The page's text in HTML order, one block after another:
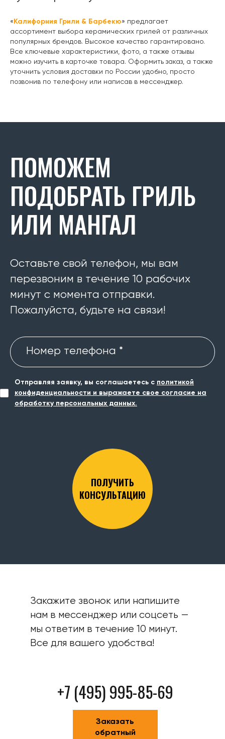
« Калифорния Грили & Барбекю» предлагает
ассортимент выбора керамических грилей от различных
популярных брендов. Высокое качество гарантировано.
Все ключевые характеристики, фото, а также отзывы
можно изучить в карточке товара. Оформить заказ, а также
уточнить условия доставки по России удобно, просто
позвонив по телефону или написав в мессенджер.
ПОМОЖЕМ
ПОДОБРАТЬ ГРИЛЬ
ИЛИ МАНГАЛ
Оставьте свой телефон, мы вам
перезвоним в течение 10 рабочих
минут с момента отправки.
Пожалуйста, будьте на связи!
Номер телефона *
Отправляя заявку, вы соглашаетесь с политикой
конфиденциальности и выражаете свое согласие на
обработку персональных данных.
ПОЛУЧИТЬ
КОНСУЛЬТАЦИЮ
Закажите звонок или напишите
нам в мессенджер или соцсеть —
мы ответим в течение 10 минут.
Все для вашего удобства!
+7 (495) 995-85-69
Заказать
обратный